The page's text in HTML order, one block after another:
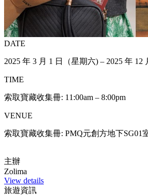
DATE
2025 年 3 月 1 日（星期六) – 2025 年 12
TIME
索取寶藏收集冊: 11:00am – 8:00pm
VENUE
索取寶藏收集冊: PMQ元創方地下SG01
主辦
Zolima
View details
旅遊資訊